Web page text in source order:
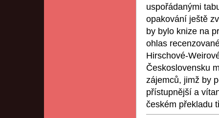
uspořádanými
opakování ještě
by bylo knize na
ohlas
Hirschové-
Československu
zájemců, jimž by
přístupnější a
českém překladu